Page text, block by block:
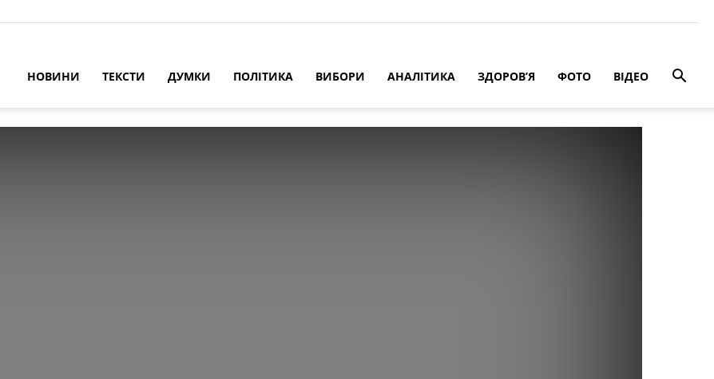
НОВИНИ ТЕКСТИ ДУМКИ ПОЛІТИКА ВИБОРИ АНАЛІТИКА ЗДОРОВ’Я ФОТО ВІДЕО